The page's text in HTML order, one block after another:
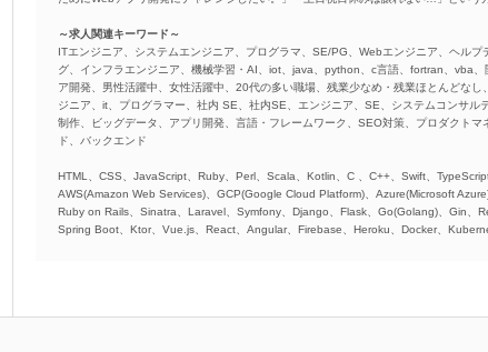
～求人関連キーワード～
ITエンジニア、システムエンジニア、プログラマ、SE/PG、Webエンジニア、ヘル
グ、インフラエンジニア、機械学習・AI、iot、java、python、c言語、fortran、vba
ア開発、男性活躍中、女性活躍中、20代の多い職場、残業少なめ・残業ほとんどな
ジニア、it、プログラマー、社内 SE、社内SE、エンジニア、SE、システムコンサ
制作、ビッグデータ、アプリ開発、言語・フレームワーク、SEO対策、プロダクト
ド、バックエンド
HTML、CSS、JavaScript、Ruby、Perl、Scala、Kotlin、C 、C++、Swift、
AWS(Amazon Web Services)、GCP(Google Cloud Platform)、Azure(Microsoft Azure)
Ruby on Rails、Sinatra、Laravel、Symfony、Django、Flask、Go(Golang)、Gin、
Spring Boot、Ktor、Vue.js、React、Angular、Firebase、Heroku、Docker、